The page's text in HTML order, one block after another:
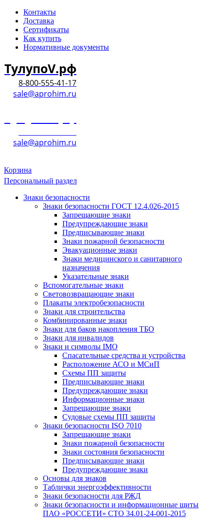
Контакты
Доставка
Сертификаты
Как купить
Нормативные документы
ТулупоV.рф
8-800-555-41-17
sale@aprohim.ru
sale@aprohim.ru
Корзина
Персональный раздел
Знаки безопасности
Знаки безопасности ГОСТ 12.4.026-2015
Запрещающие знаки
Предупреждающие знаки
Предписывающие знаки
Знаки пожарной безопасности
Эвакуационные знаки
Знаки медицинского и санитарного
назначения
Указательные знаки
Вспомогательные знаки
Световозвращающие знаки
Плакаты электробезопасности
Знаки для строительства
Комбинированные знаки
Знаки для баков накопления ТБО
Знаки для инвалидов
Знаки и символы IMO
Спасательные средства и устройства
Расположение АСО и МСиП
Схемы ПП защиты
Предписывающие знаки
Предупреждающие знаки
Информационные знаки
Запрещающие знаки
Судовые схемы ПП защиты
Знаки безопасности ISO 7010
Запрещающие знаки
Знаки пожарной безопасности
Знаки состояния безопасности
Предписывающие знаки
Предупреждающие знаки
Основы для знаков
Таблички энергоэффективности
Знаки безопасности для РЖД
Знаки безопасности и информационные щиты
ПАО «РОССЕТИ» СТО 34.01-24-001-2015